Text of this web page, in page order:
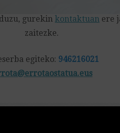
gurekin kontaktuan ere
zaitezke.
egiteko: 946216021